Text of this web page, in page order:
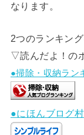
なります。
2つのランキン
▽読んだよ！の
●掃除・収納ラン
●にほんブログ村